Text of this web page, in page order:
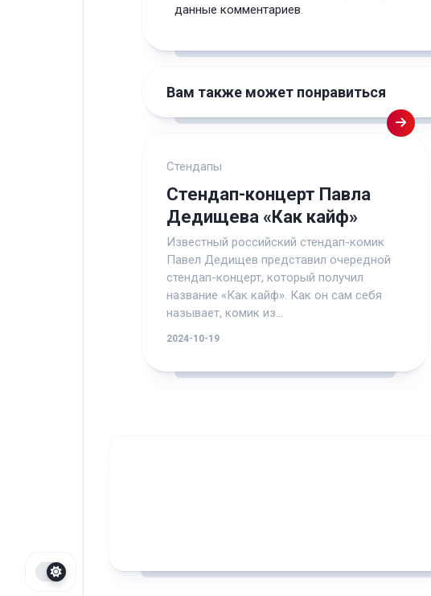
данные комментариев.
Вам также может понравиться
Стендапы
Стендап-концерт Павла
Дедищева «Как кайф»
Известный российский стендап-комик
Павел Дедищев представил очередной
стендап-концерт, который получил
название «Как кайф». Как он сам себя
называет, комик из...
2024-10-19